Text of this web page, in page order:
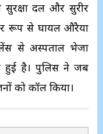
सुरक्षा दल और सुरीर
रूप से घायल औरैया
से अस्पताल भेजा
हुई है। पुलिस ने जब
को कॉल किया।